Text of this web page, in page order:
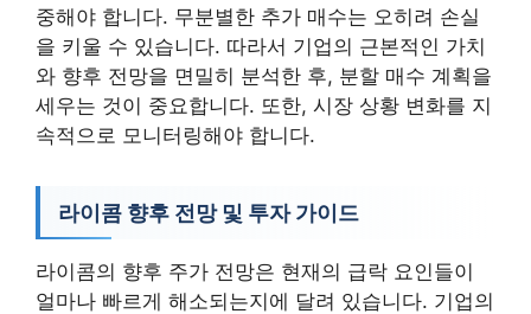
중해야 합니다. 무분별한 추가 매수는 오히려 손실
을 키울 수 있습니다. 따라서 기업의 근본적인 가치
와 향후 전망을 면밀히 분석한 후, 분할 매수 계획을
세우는 것이 중요합니다. 또한, 시장 상황 변화를 지
속적으로 모니터링해야 합니다.
라이콤 향후 전망 및 투자 가이드
라이콤의 향후 주가 전망은 현재의 급락 요인들이
얼마나 빠르게 해소되는지에 달려 있습니다. 기업의